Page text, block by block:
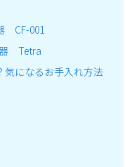
CF-001
Tetra
気になるお手入れ方法